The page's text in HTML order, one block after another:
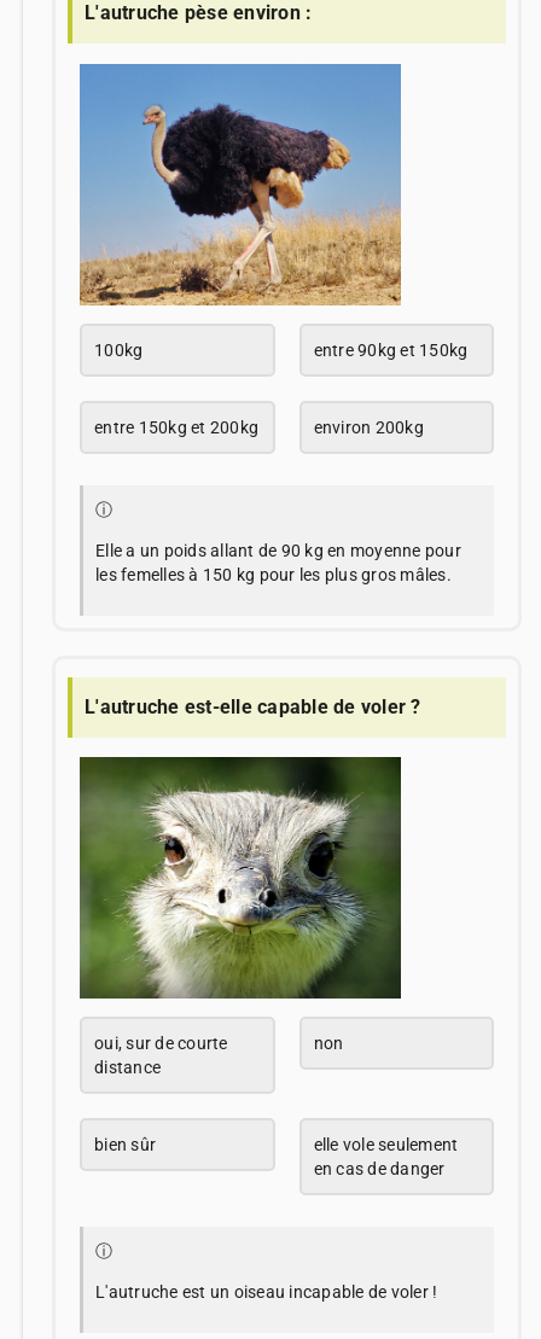
L'autruche pèse environ :
100kg entre 90kg et 150kg
entre 150kg et 200kg environ 200kg
ⓘ
Elle a un poids allant de 90 kg en moyenne pour
les femelles à 150 kg pour les plus gros mâles.
L'autruche est-elle capable de voler ?
oui, sur de courte
distance
non
bien sûr
elle vole seulement
en cas de danger
ⓘ
L'autruche est un oiseau incapable de voler !